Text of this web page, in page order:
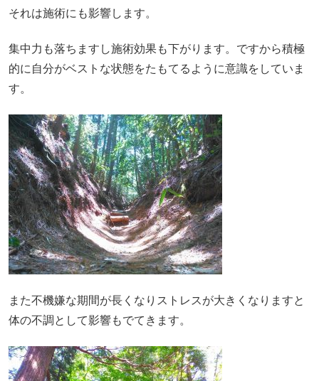
それは施術にも影響します。
集中力も落ちますし施術効果も下がります。ですから積極
的に自分がベストな状態をたもてるように意識をしていま
す。
また不機嫌な期間が長くなりストレスが大きくなりますと
体の不調として影響もでてきます。